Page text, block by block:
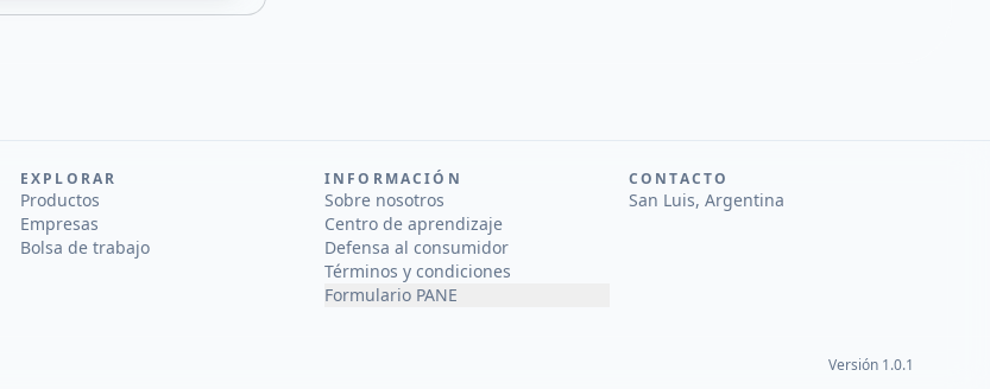
EXPLORAR
Productos
Empresas
Bolsa de trabajo
INFORMACIÓN
Sobre nosotros
Centro de aprendizaje
Defensa al consumidor
Términos y condiciones
Formulario PANE
CONTACTO
San Luis, Argentina
Versión 1.0.1